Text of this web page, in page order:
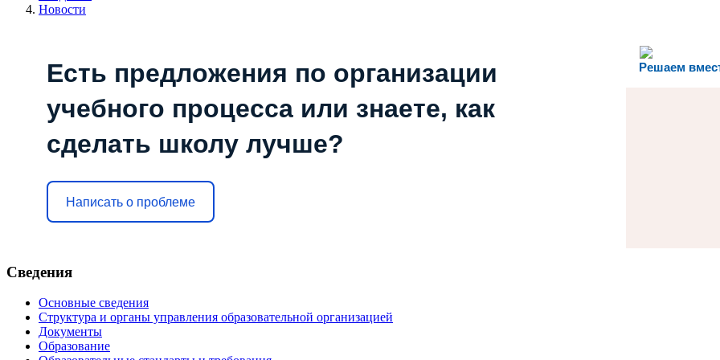
Новости
Решаем
Есть предложения по организации
учебного процесса или знаете, как
сделать школу лучше?
Написать о проблеме
Сведения
Основные сведения
Структура и органы управления образовательной организацией
Документы
Образование